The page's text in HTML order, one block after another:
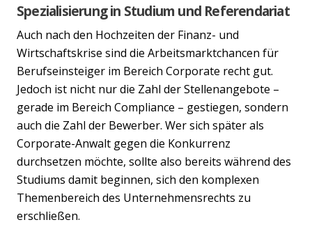
Spezialisierung in Studium und Referendariat
Auch nach den Hochzeiten der Finanz- und
Wirtschaftskrise sind die Arbeitsmarktchancen für
Berufseinsteiger im Bereich Corporate recht gut.
Jedoch ist nicht nur die Zahl der Stellenangebote –
gerade im Bereich Compliance – gestiegen, sondern
auch die Zahl der Bewerber. Wer sich später als
Corporate-Anwalt gegen die Konkurrenz
durchsetzen möchte, sollte also bereits während des
Studiums damit beginnen, sich den komplexen
Themenbereich des Unternehmensrechts zu
erschließen.